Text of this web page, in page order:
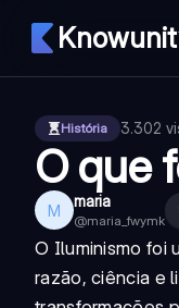
História 3.302
O que
M maria
@maria_fwymk
O Iluminismo foi
razão, ciência e